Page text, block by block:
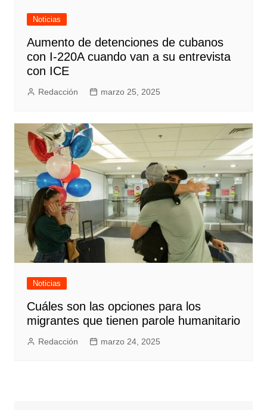
Noticias
Aumento de detenciones de cubanos
con I-220A cuando van a su entrevista
con ICE
Redacción marzo 25, 2025
Noticias
Cuáles son las opciones para los
migrantes que tienen parole humanitario
Redacción marzo 24, 2025